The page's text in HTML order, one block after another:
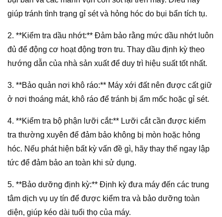
giúp tránh tình trạng gỉ sét và hỏng hóc do bụi bẩn tích tụ.
2. **Kiểm tra dầu nhớt:** Đảm bảo rằng mức dầu nhớt luôn
đủ để động cơ hoạt động trơn tru. Thay dầu định kỳ theo
hướng dẫn của nhà sản xuất để duy trì hiệu suất tốt nhất.
3. **Bảo quản nơi khô ráo:** Máy xới đất nên được cất giữ
ở nơi thoáng mát, khô ráo để tránh bị ẩm mốc hoặc gỉ sét.
4. **Kiểm tra bộ phận lưỡi cắt:** Lưỡi cắt cần được kiểm
tra thường xuyên để đảm bảo không bị mòn hoặc hỏng
hóc. Nếu phát hiện bất kỳ vấn đề gì, hãy thay thế ngay lập
tức để đảm bảo an toàn khi sử dụng.
5. **Bảo dưỡng định kỳ:** Định kỳ đưa máy đến các trung
tâm dịch vụ uy tín để được kiểm tra và bảo dưỡng toàn
diện, giúp kéo dài tuổi thọ của máy.